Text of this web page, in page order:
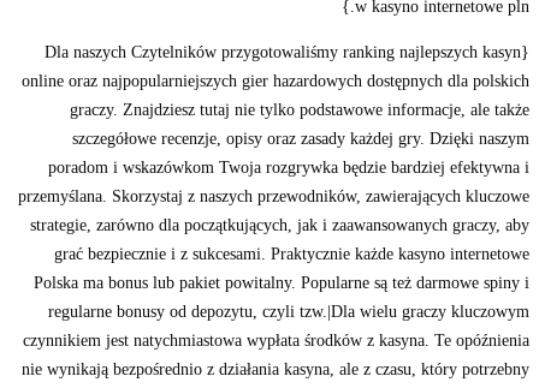
w kasyno internetowe pln.}
{Dla naszych Czytelników przygotowaliśmy ranking najlepszych kasyn
online oraz najpopularniejszych gier hazardowych dostępnych dla polskich
graczy. Znajdziesz tutaj nie tylko podstawowe informacje, ale także
szczegółowe recenzje, opisy oraz zasady każdej gry. Dzięki naszym
poradom i wskazówkom Twoja rozgrywka będzie bardziej efektywna i
przemyślana. Skorzystaj z naszych przewodników, zawierających kluczowe
strategie, zarówno dla początkujących, jak i zaawansowanych graczy, aby
grać bezpiecznie i z sukcesami. Praktycznie każde kasyno internetowe
Polska ma bonus lub pakiet powitalny. Popularne są też darmowe spiny i
regularne bonusy od depozytu, czyli tzw.|Dla wielu graczy kluczowym
czynnikiem jest natychmiastowa wypłata środków z kasyna. Te opóźnienia
nie wynikają bezpośrednio z działania kasyna, ale z czasu, który potrzebny